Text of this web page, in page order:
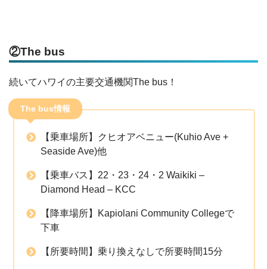
②The bus
続いてハワイの主要交通機関The bus！
The bus情報
【乗車場所】クヒオアベニュー(Kuhio Ave +
Seaside Ave)他
【乗車バス】22・23・24・2 Waikiki –
Diamond Head – KCC
【降車場所】Kapiolani Community Collegeで
下車
【所要時間】乗り換えなしで所要時間15分